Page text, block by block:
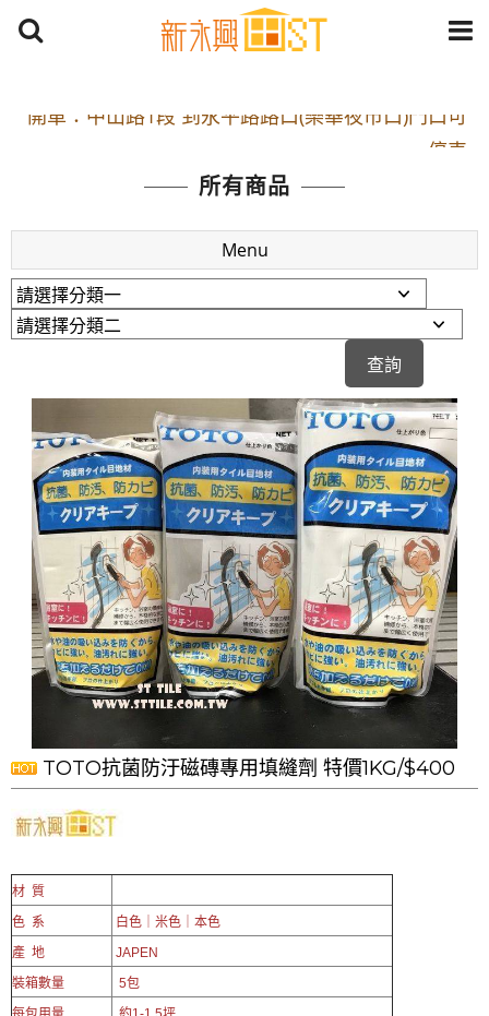
停車
捷運： 中和線【頂溪站 2 號出口】往中山路1段139
原Line已滿 無法加Line好友 請親愛的客戶加入
LINE官方帳號@a0975005573
開車：中山路1段 到永平路路口(樂華夜市口)門口可
停車
捷運： 中和線【頂溪站 2 號出口】往中山路1段139
號約10分鐘
原Line已滿 無法加Line好友 請親愛的客戶加入
LINE官方帳號@a0975005573
所有商品
Menu
TOTO抗菌防汙磁磚專用填縫劑 特價1KG/$400
材 質
色 系
白色｜米色｜本色
產 地
JAPEN
裝箱數量
5包